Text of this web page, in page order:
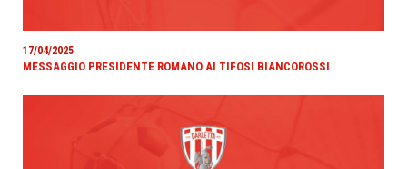
17/04/2025
MESSAGGIO PRESIDENTE ROMANO AI TIFOSI BIANCOROSSI